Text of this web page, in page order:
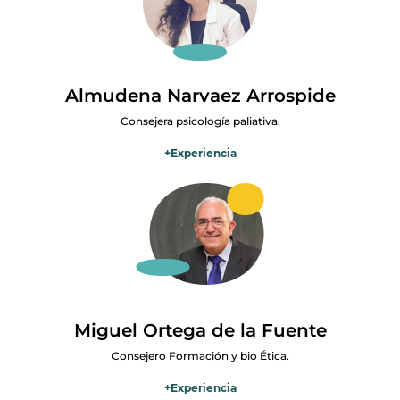
Actualmente ejerzo de director espiritual en el seminario de
Madrid.
Almudena Narvaez Arrospide
Consejera psicología paliativa.
+Experiencia
Psicooncología y Cuidados Paliativos. Mi trayectoria profesional en
este campo es de más de 20 años. Actualmente, coordino la
Unidad de Psicooncología del Hospital Universitario 12 de Octubre
de Madrid.
Miguel Ortega de la Fuente
Consejero Formación y bio Ética.
+Experiencia